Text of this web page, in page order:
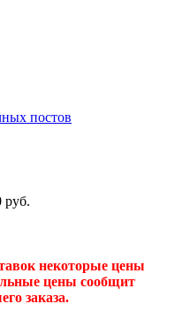
постов
руб.
некоторые цены
цены сообщит
заказа.